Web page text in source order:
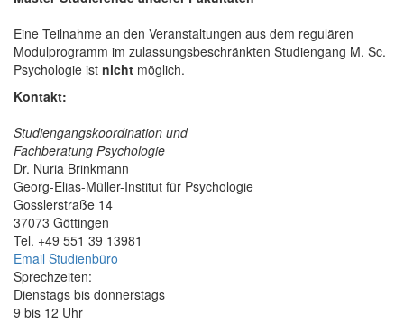
Eine Teilnahme an den Veranstaltungen aus dem regulären
Modulprogramm im zulassungsbeschränkten Studiengang M. Sc.
Psychologie ist nicht möglich.
Kontakt:
Studiengangskoordination und
Fachberatung Psychologie
Dr. Nuria Brinkmann
Georg-Elias-Müller-Institut für Psychologie
Gosslerstraße 14
37073 Göttingen
Tel. +49 551 39 13981
Email Studienbüro
Sprechzeiten:
Dienstags bis donnerstags
9 bis 12 Uhr